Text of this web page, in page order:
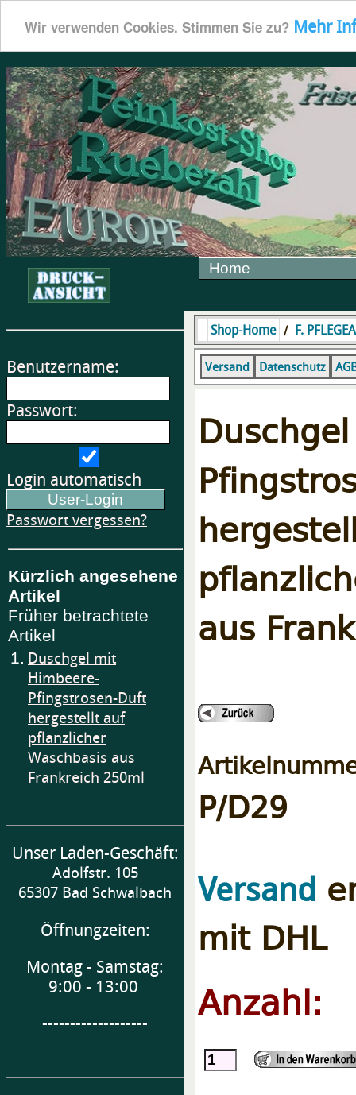
Wir verwenden Cookies. Stimmen Sie zu? Mehr
Home
Benutzername:
Passwort:
Login automatisch
Passwort vergessen?
Kürzlich angesehene
Artikel
Früher betrachtete
Artikel
1. Duschgel mit
Himbeere-
Pfingstrosen-Duft
hergestellt auf
pflanzlicher
Waschbasis aus
Frankreich 250ml
Unser Laden-Geschäft:
Adolfstr. 105
65307 Bad Schwalbach
Öffnungzeiten:
Montag - Samstag:
9:00 - 13:00
-------------------
Shop-Home / F.
Versand Datenschutz
aus
P/D29
Versand
mit DHL
Anzahl: